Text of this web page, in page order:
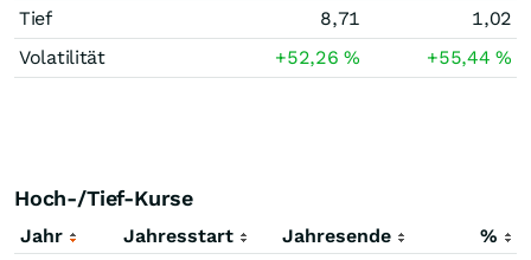
Tief
8,71
1,02
Volatilität
+52,26% +55,44%
Hoch-/Tief-Kurse
Jahr Jahresstart Jahresende
%